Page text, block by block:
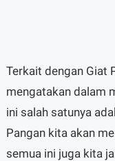
Terkait dengan Giat
mengatakan dalam
ini salah satunya
Pangan kita akan
semua ini juga kita